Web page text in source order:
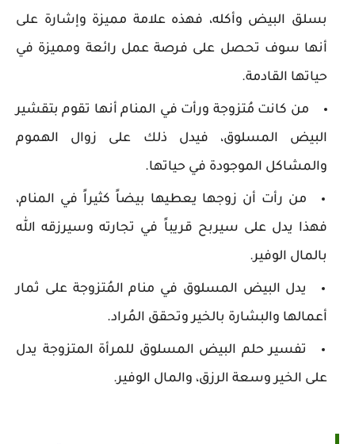
بسلق البيض وأكله، فهذه علامة مميزة وإشارة على
أنها سوف تحصل على فرصة عمل رائعة ومميزة في
حياتها القادمة.
من كانت مُتزوجة ورأت في المنام أنها تقوم بتقشير
البيض المسلوق، فيدل ذلك على زوال الهموم
والمشاكل الموجودة في حياتها.
من رأت أن زوجها يعطيها بيضاً كثيراً في المنام،
فهذا يدل على سيربح قريباً في تجارته وسيرزقه الله
بالمال الوفير.
يدل البيض المسلوق في منام المُتزوجة على ثمار
أعمالها والبشارة بالخير وتحقق المُراد.
تفسير حلم البيض المسلوق للمرأة المتزوجة يدل
على الخير وسعة الرزق، والمال الوفير.